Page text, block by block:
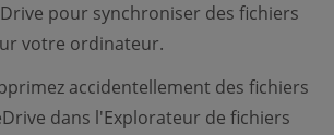
pour synchroniser des fichiers
votre ordinateur.
accidentellement des fichiers
dans l'Explorateur de fichiers